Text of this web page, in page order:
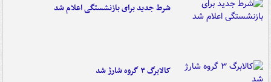
شرط جدید برای بازنشستگی اعلام شد
کالابرگ ۳ گروه شارژ شد